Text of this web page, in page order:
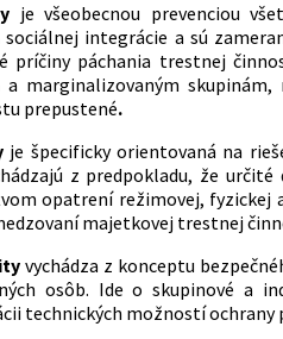
je všeobecnou prevenciou
integrácie a sú
príčiny páchania trestnej
a marginalizovaným
prepustené.
je špecificky orientovaná na
z predpokladu, že
opatrení režimovej, fyzickej
majetkovej trestnej
vychádza z konceptu
osôb. Ide o skupinové a
technických možností